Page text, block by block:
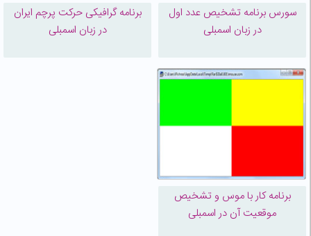
سورس برنامه تشخیص عدد اول
در زبان اسمبلی
برنامه گرافیکی حرکت پرچم ایران
در زبان اسمبلی
برنامه کار با موس و تشخیص
موقعیت آن در اسمبلی